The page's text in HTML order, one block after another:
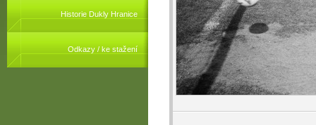
Historie Dukly Hranice
Odkazy / ke stažení